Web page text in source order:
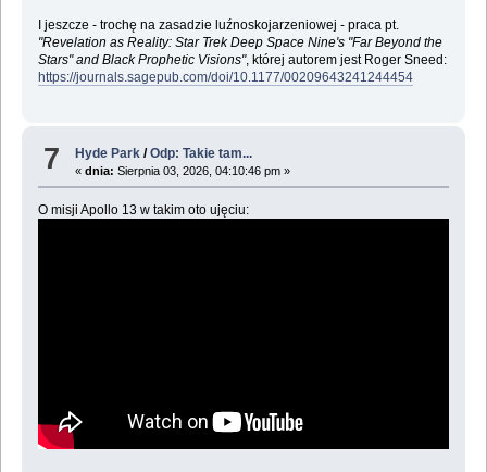
I jeszcze - trochę na zasadzie luźnoskojarzeniowej - praca pt.
"Revelation as Reality: Star Trek Deep Space Nine's "Far Beyond the
Stars" and Black Prophetic Visions", której autorem jest Roger Sneed:
https://journals.sagepub.com/doi/10.1177/00209643241244454
7 Hyde Park /Odp: Takie tam...
«dnia: Sierpnia 03, 2026, 04:10:46 pm »
O misji Apollo 13 w takim oto ujęciu: